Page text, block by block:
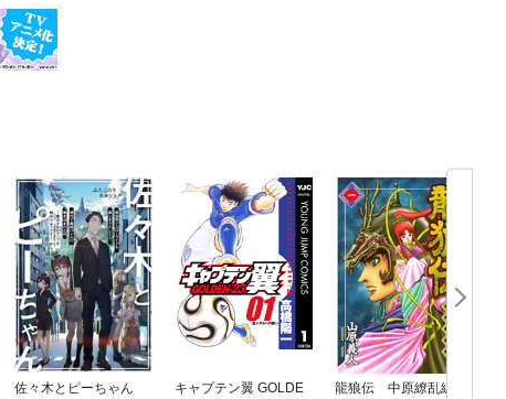
佐々木とピーちゃん
キャプテン翼 GOLDE
龍狼伝 中原繚乱編